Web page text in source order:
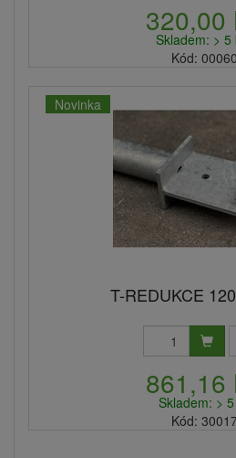
320,00
Skladem: > 5
Kód: 00060
Novinka
T-REDUKCE
861,16
Skladem: >
Kód: